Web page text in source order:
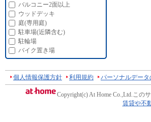
バルコニー2面以上
ウッドデッキ
庭(専用庭)
駐車場(近隣含む)
駐輪場
バイク置き場
個人情報保護方針 利用規約 パーソナルデー
Copyright(c) At Home Co.,Ltd.この
賃貸や不